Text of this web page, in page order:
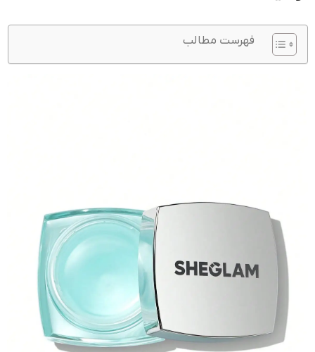
فهرست مطالب